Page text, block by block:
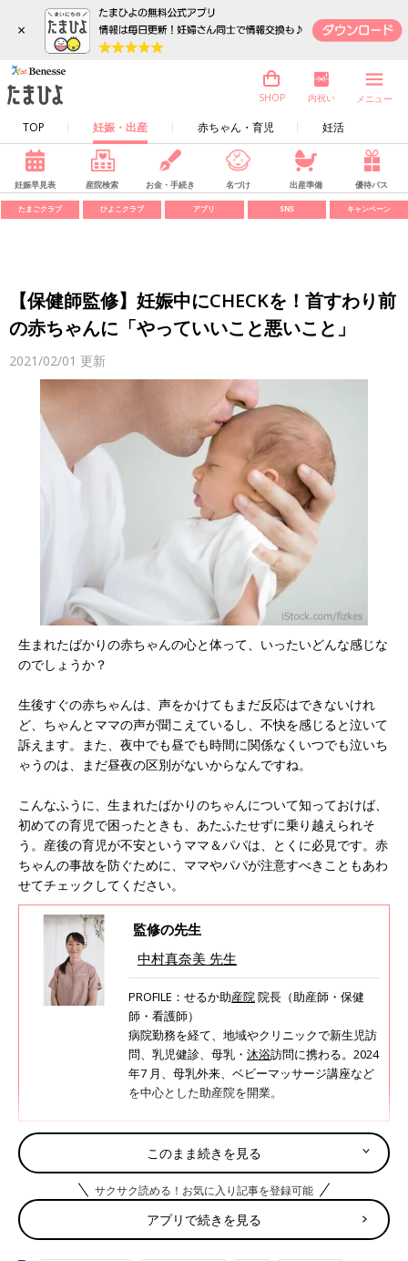
×
TOP 妊娠・出産 赤ちゃん・育児 妊活
SHOP 内祝い メニュー
妊娠早見表 産院検索 お金・手続き 名づけ 出産準備 優待パス
たまごクラブ ひよこクラブ アプリ SNS キャンペーン
【保健師監修】妊娠中にCHECKを！首すわり前
の赤ちゃんに「やっていいこと悪いこと」
2021/02/01 更新
生まれたばかりの赤ちゃんの心と体って、いったいどんな感じな
のでしょうか？
生後すぐの赤ちゃんは、声をかけてもまだ反応はできないけれ
ど、ちゃんとママの声が聞こえているし、不快を感じると泣いて
訴えます。また、夜中でも昼でも時間に関係なくいつでも泣いち
ゃうのは、まだ昼夜の区別がないからなんですね。
こんなふうに、生まれたばかりのちゃんについて知っておけば、
初めての育児で困ったときも、あたふたせずに乗り越えられそ
う。産後の育児が不安というママ＆パパは、とくに必見です。赤
ちゃんの事故を防ぐために、ママやパパが注意すべきこともあわ
せてチェックしてください。
監修の先生
中村真奈美 先生
PROFILE：せるか助産院院長（助産師・保健
師・看護師）
病院勤務を経て、地域やクリニックで新生児訪
問、乳児健診、母乳・ 沐浴訪問に携わる。2024
年7 月、母乳外来、ベビーマッサージ講座など
を中心とした助産院を開業。
目次
新生児赤ちゃんの心と体、お世話のポイント
首すわり前の赤ちゃん‟ここだけは気をつけて”リスト
このまま続きを見る
サクサク読める！お気に入り記事を登録可能
アプリで続きを見る